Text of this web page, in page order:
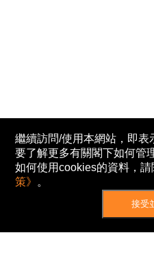
繼續訪問/使用本網站，即表
要了解更多有關閣下如何管
如何使用cookies的資料，請
策》 。
接受